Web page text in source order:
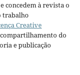
concedem à revista o
trabalho
Creative
do
e publicação